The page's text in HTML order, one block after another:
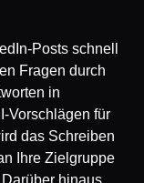
Posts schnell
Fragen durch
in
Vorschlägen für
das Schreiben
Ihre Zielgruppe
hinaus